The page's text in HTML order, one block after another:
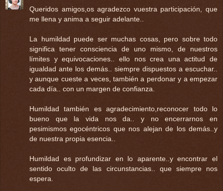
Queridos amigos,os agradezco vuestra participación, que
me llena y anima a seguir adelante..
La humildad puede ser muchas cosas, pero sobre todo
significa tener consciencia de uno mismo, de nuestros
límites y equivocaciones.. ello nos crea una actitud de
igualdad ante los demás.. siempre dispuestos a escuchar..
y aunque cueste a veces, también a perdonar y a empezar
cada día.. con un margen de confianza.
Humildad también es agradecimiento,reconocer todo lo
bueno que la vida nos da.. y no encerrarnos en
pesimismos egocéntricos que nos alejan de los demás..y
de nuestra propia esencia..
Humildad es profundizar en lo aparente..y encontrar el
sentido oculto de las circunstancias.. que siempre nos
espera.